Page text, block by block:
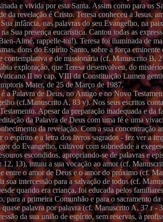
e vivida por esta Santa. Assim como para os
da revelação é Cristo. Teresa conheceu a Jesus,
infância, nas palavras do seu Evangelho, na
Sua presença eucarística. Cantou todas as
Aimé, rappelle-toi!). Teresa foi iluminada de
dons do Espírito Santo, sobre a força eminente
e de missionária (cf. Manuscrito B,
exploração, que Teresa desenvolveu, do
II no cap. VIII da Constituição Lumen
Mater, de 25 de Março de 1987.
Palavra de Deus, no Antigo e no Novo
(cf.Manuscrito A, 83 v). Nos seus escritos
Apesar da preparação inadequada e da
da Palavra de Deus com uma fé e uma
da revelação. Com a sua concentração
espírito e a letra dos livros sagrados - fez ver a
do Evangelho, cultivou com sobriedade a
escondidos, apropriando-se de palavras e
13), intuiu a sua vocação ao amor (cf.
entre o amor de Deus e o amor do próximo (cf.
intercessão para a salvação de todos (cf.
quando era criança, foi educada pelos
a primeira Comunhão e para o sacramento
palavra por palavra (cf. Manuscrito A, 37 r -
da sua união de espírito, sem reservas, à